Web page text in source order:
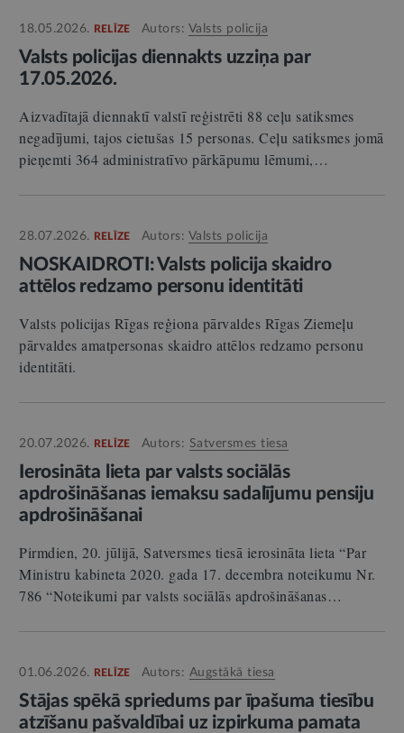
18.05.2026. RELĪZE Autors: Valsts policija
Valsts policijas diennakts uzziņa par
17.05.2026.
Aizvadītajā diennaktī valstī reģistrēti 88 ceļu satiksmes
negadījumi, tajos cietušas 15 personas. Ceļu satiksmes jomā
pieņemti 364 administratīvo pārkāpumu lēmumi,…
28.07.2026. RELĪZE Autors: Valsts policija
NOSKAIDROTI: Valsts policija skaidro
attēlos redzamo personu identitāti
Valsts policijas Rīgas reģiona pārvaldes Rīgas Ziemeļu
pārvaldes amatpersonas skaidro attēlos redzamo personu
identitāti.
20.07.2026. RELĪZE Autors: Satversmes tiesa
Ierosināta lieta par valsts sociālās
apdrošināšanas iemaksu sadalījumu pensiju
apdrošināšanai
Pirmdien, 20. jūlijā, Satversmes tiesā ierosināta lieta “Par
Ministru kabineta 2020. gada 17. decembra noteikumu Nr.
786 “Noteikumi par valsts sociālās apdrošināšanas…
01.06.2026. RELĪZE Autors: Augstākā tiesa
Stājas spēkā spriedums par īpašuma tiesību
atzīšanu pašvaldībai uz izpirkuma pamata